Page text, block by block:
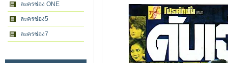
ละครช่อง ONE
ละครช่อง5
ละครช่อง7